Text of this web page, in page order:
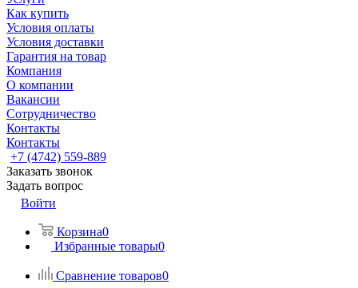
Как купить
Условия оплаты
Условия доставки
Гарантия на товар
Компания
О компании
Вакансии
Сотрудничество
Контакты
Контакты
+7 (4742) 559-889
Заказать звонок
Задать вопрос
Войти
Корзина0
Избранные товары0
Сравнение товаров0